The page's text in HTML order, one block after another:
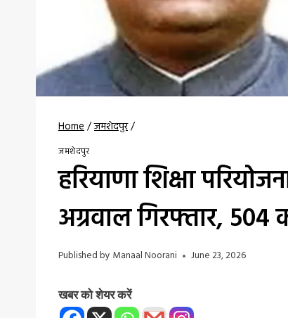
Home/जमशेदपुर/
जमशेदपुर
हरियाणा शिक्षा
अग्रवाल गिरफ्तार,
Published by Manaal Noorani June 23, 2026
खबर को शेयर करें